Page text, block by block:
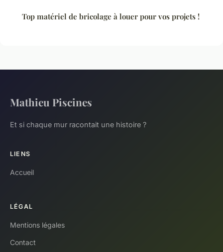
Top matériel de bricolage à louer pour vos projets !
Mathieu Piscines
Et si chaque mur racontait une histoire ?
LIENS
Accueil
LÉGAL
Mentions légales
Contact